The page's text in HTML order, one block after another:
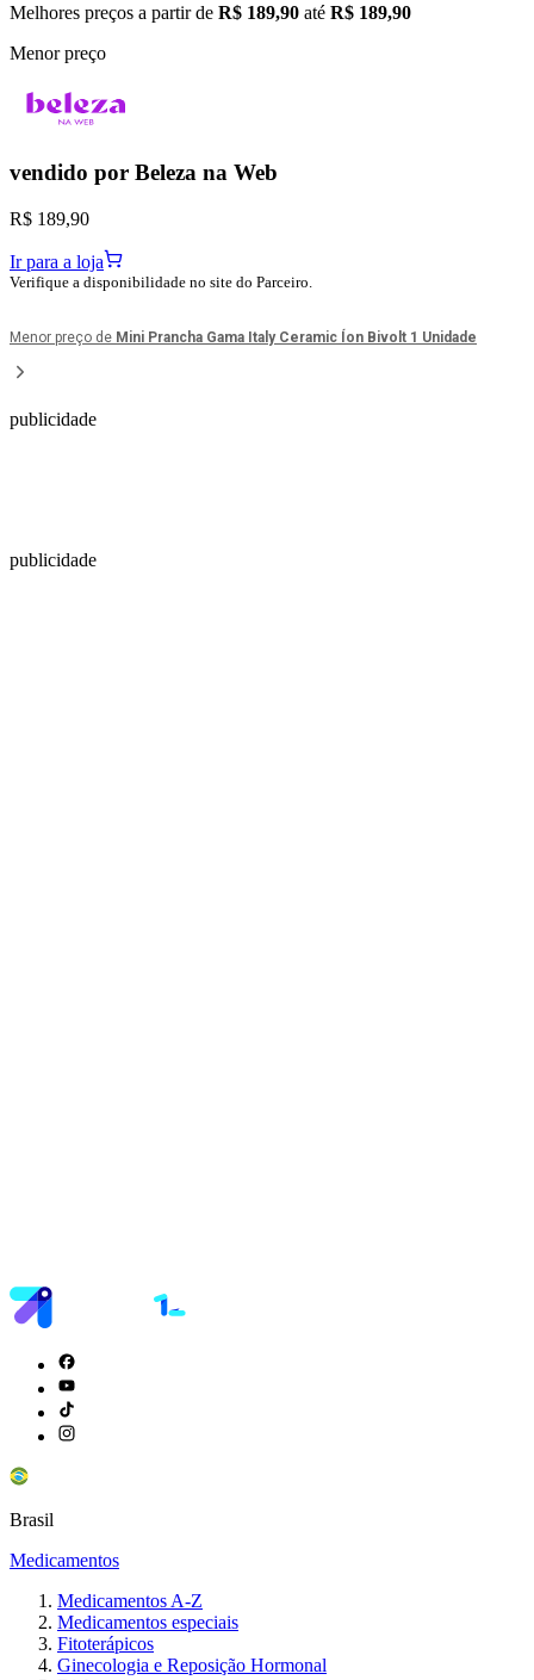
Melhores preços a partir de R$ 189,90 até R$ 189,90
Menor preço
vendido por Beleza na Web
R$ 189,90
Ir para a loja
Verifique a disponibilidade no site do Parceiro.
Menor preço de Mini Prancha Gama Italy Ceramic Íon Bivolt 1 Unidade
publicidade
publicidade
Brasil
Medicamentos
Medicamentos A-Z
Medicamentos especiais
Fitoterápicos
Ginecologia e Reposição Hormonal